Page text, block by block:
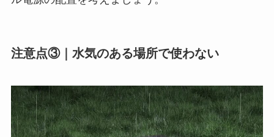
注意点③｜水気のある場所で使わない